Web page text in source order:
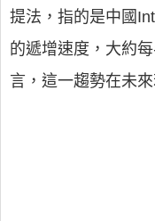
提法，指的是中國
的遞增速度，大約
言，這一趨勢在未